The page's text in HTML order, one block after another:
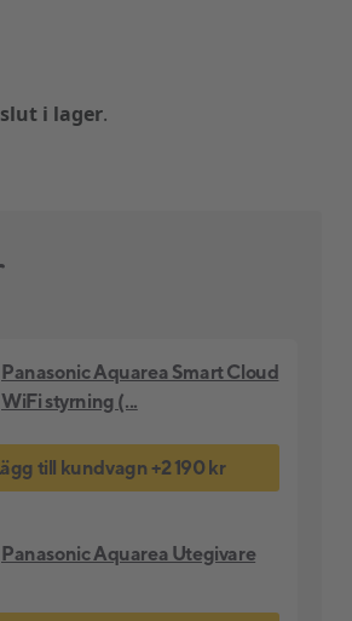
slut i lager.
Panasonic Aquarea Smart Cloud
WiFi styrning (...
till kundvagn+2 190 kr
Panasonic Aquarea Utegivare